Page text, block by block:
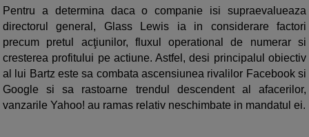
Pentru a determina daca o companie isi supraevalueaza
directorul general, Glass Lewis ia in considerare factori
precum pretul acţiunilor, fluxul operational de numerar si
cresterea profitului pe actiune. Astfel, desi principalul obiectiv
al lui Bartz este sa combata ascensiunea rivalilor Facebook si
Google si sa rastoarne trendul descendent al afacerilor,
vanzarile Yahoo! au ramas relativ neschimbate in mandatul ei.